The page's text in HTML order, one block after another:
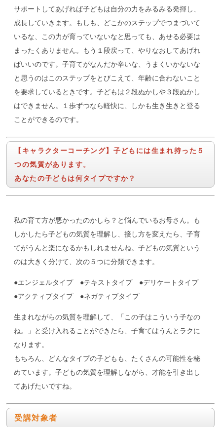
サポートしてあげれば子どもは自分の力をみるみる発揮し、
成長していきます。もしも、どこかのステップでつまづいて
いるな、この力が育っていないなと思っても、あせる必要は
まったくありません。もう１段戻って、やりなおしてあげれ
ばいいのです。子育てがなんだか辛いな、うまくいかないな
と思うのはこのステップをとびこえて、年齢に合わないこと
を要求しているときです。子どもは２段ぬかしや３段ぬかし
はできません。１歩ずつなら軽快に、しかも生き生きと登る
ことができるのです。
【キャラクターコーチング】子どもには生まれ持った５
つの気質があります。
あなたの子どもは何タイプですか？
私の育て方が悪かったのかしら？と悩んでいるお母さん。も
しかしたら子どもの気質を理解し、接し方を変えたら、子育
てがうんと楽になるかもしれませんね。子どもの気質という
のは大きく分けて、次の５つに分類できます。
●エンジェルタイプ ●テキストタイプ ●デリケートタイプ
●アクティブタイプ ●ネガティブタイプ
生まれながらの気質を理解して、「この子はこういう子なの
ね。」と受け入れることができたら、子育てはうんとラクに
なります。
もちろん、どんなタイプの子どもも、たくさんの可能性を秘
めています。子どもの気質を理解しながら、才能を引き出し
てあげたいですね。
受講対象者